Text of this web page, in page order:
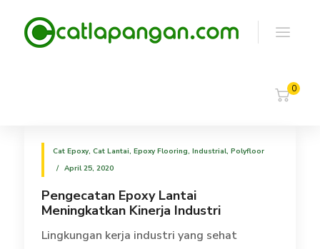
0
Cat Epoxy, Cat Lantai, Epoxy Flooring, Industrial, Polyfloor
April 25, 2020
Pengecatan Epoxy Lantai
Meningkatkan Kinerja Industri
Lingkungan kerja industri yang sehat